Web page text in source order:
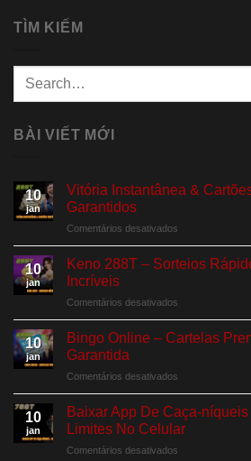
TÌM KIẾM
BÀI VIẾT MỚI
10
jan
Vitória Instantânea &
Garantidos
Comentários desativados
Instantânea
Garantidos
10
jan
Keno 288T – Sorteios
Incríveis
Comentários desativados
288T
Com
Prêmios
Incríveis
10
jan
Bingo Online – Cartelas
Garantida
Comentários desativados
Cartelas
10
jan
Baixar App De Caça-
Limites No Celular
Comentários desativados